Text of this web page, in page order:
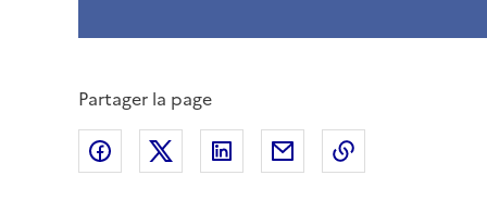
Partager la page
Partager sur Facebook
Partager sur XPartager sur LinkedIn
Partager par email